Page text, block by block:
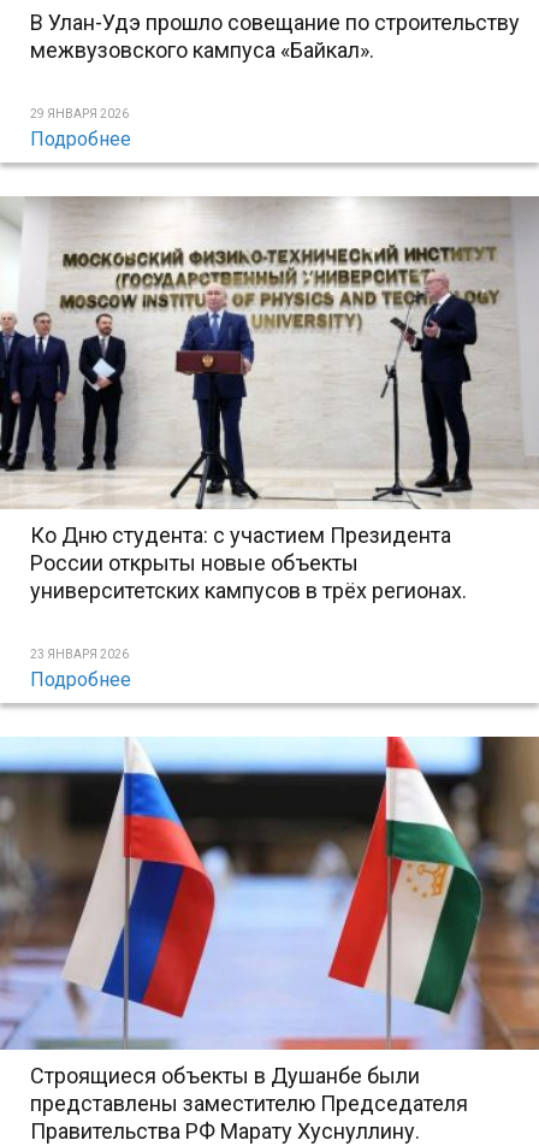
В Улан-Удэ прошло совещание по строительству
межвузовского кампуса «Байкал».
29 ЯНВАРЯ 2026
Подробнее
Ко Дню студента: с участием Президента
России открыты новые объекты
университетских кампусов в трёх регионах.
23 ЯНВАРЯ 2026
Подробнее
Строящиеся объекты в Душанбе были
представлены заместителю Председателя
Правительства РФ Марату Хуснуллину.